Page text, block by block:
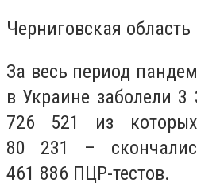
Черниговская
За весь период
в Украине заболели 3
726 521 из
80 231 –
461 886 ПЦР-тестов.